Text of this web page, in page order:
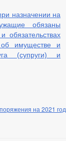
назначении на
обязаны
обязательствах
об имуществе и
(супруги) и
на 2021 год